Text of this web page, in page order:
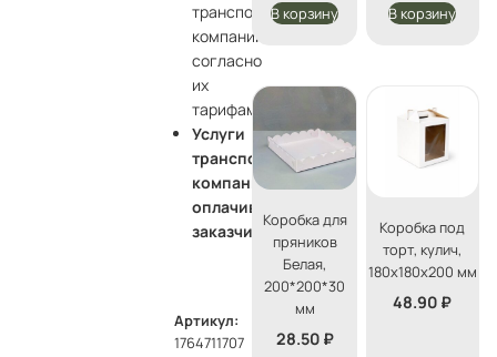
транспортные
компании
согласно
их
тарифам
Услуги
транспортной
компании
оплачивает
заказчик
Артикул:
1764711707
В корзину В корзину
Коробка для
пряников
Белая,
200*200*30
мм
28.50 ₽
Коробка под
торт, кулич,
180х180х200 мм
48.90 ₽